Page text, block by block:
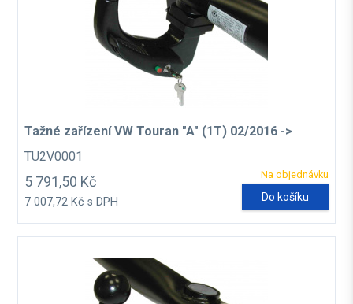
Tažné zařízení VW Touran "A" (1T) 02/2016 ->
TU2V0001
Na objednávku
5 791,50 Kč
7 007,72 Kč s DPH Do košíku